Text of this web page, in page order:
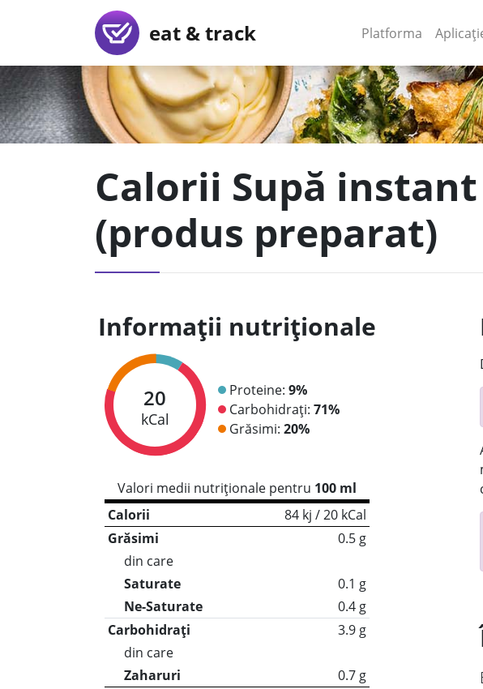
eat & track Platforma (current)
Calorii Supă
(produs preparat)
Informații nutriționale
20
kCal
Proteine: 9%
Carbohidrați: 71%
Grăsimi: 20%
Valori medii nutriționale pentru 100 ml
Calorii
84 kj / 20 kCal
Grăsimi
0.5 g
din care
Saturate
0.1 g
Ne-Saturate
0.4 g
Carbohidrați
3.9 g
din care
Zaharuri
0.7 g